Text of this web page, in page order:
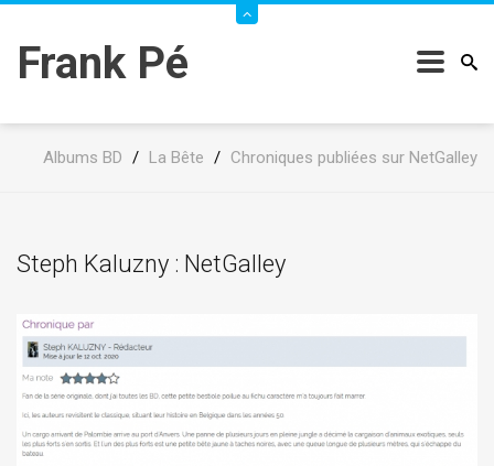
Frank Pé
Albums BD / La Bête / Chroniques publiées sur NetGalley
Steph Kaluzny : NetGalley